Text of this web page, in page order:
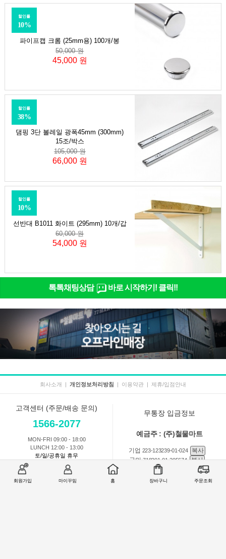
회원가입 마이꾸밈 홈 장바구니 주문조회
파이프캡 크롬 (25mm용) 100개/봉
할인률
10%
50,000 원
45,000 원
댐핑 3단 볼레일 광폭45mm (300mm)
15조/박스
할인률
38%
105,000 원
66,000 원
선반대 B1011 화이트 (295mm) 10개/갑
할인률
10%
60,000 원
54,000 원
톡톡채팅상담 바로 시작하기! 클릭!!
회사소개 | 개인정보처리방침 | 이용약관 | 제휴/입점안내
고객센터 (주문/배송 문의)
1566-2077
MON-FRI 09:00 - 18:00
LUNCH 12:00 - 13:00
토/일/공휴일 휴무
무통장 입금정보
예금주 : (주)철물마트
기업 223-123239-01-024
복사
국민718201-01-205674
복사
301-0168-3882-11 복사